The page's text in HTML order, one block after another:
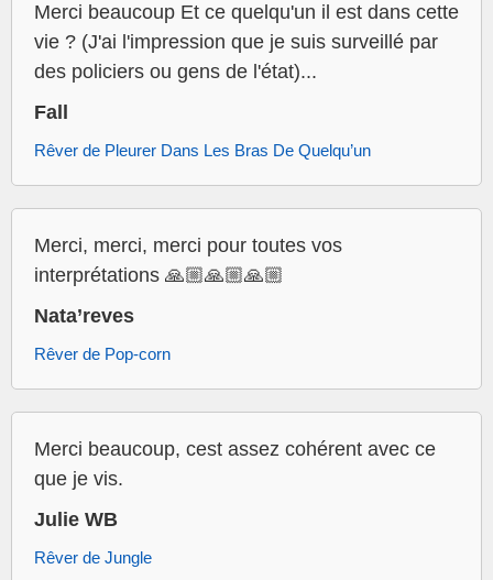
Merci beaucoup Et ce quelqu'un il est dans cette
vie ? (J'ai l'impression que je suis surveillé par
des policiers ou gens de l'état)...
Fall
Rêver de Pleurer Dans Les Bras De Quelqu’un
Merci, merci, merci pour toutes vos
interprétations 🙏🏼🙏🏼🙏🏼
Nata’reves
Rêver de Pop-corn
Merci beaucoup, cest assez cohérent avec ce
que je vis.
Julie WB
Rêver de Jungle